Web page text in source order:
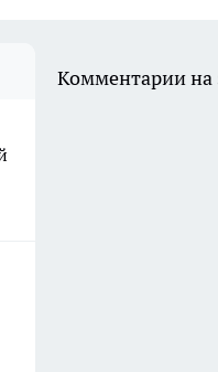
Комментарии на